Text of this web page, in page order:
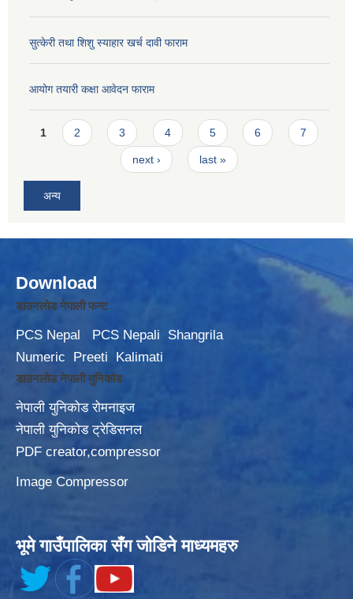
सुत्केरी तथा शिशु स्याहार खर्च दावी फाराम
आयोग तयारी कक्षा आवेदन फाराम
Pages
1 2 3 4 5 6 7
next › last »
अन्य
Download
डाउनलोड नेपाली फन्ट
PCS Nepal PCS Nepali
Shangrila
Numeric
Preeti Kalimati
डाउनलोड नेपाली युनिकोड
नेपाली युनिकोड रोमनाइज
नेपाली युनिकोड ट्रेडिसनल
PDF creator,compressor
Image Compressor
भूमे गाउँपालिका सँग जोडिने माध्यमहरु